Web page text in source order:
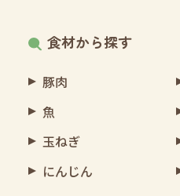
食材から探す
豚肉
魚
玉ねぎ
にんじん